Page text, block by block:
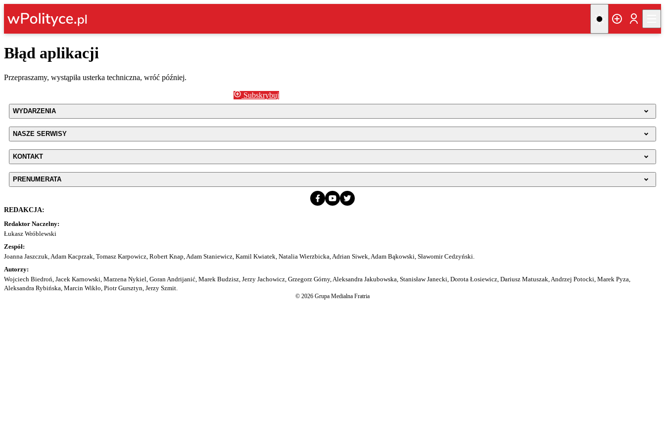
Błąd aplikacji
Przepraszamy, wystąpiła usterka techniczna, wróć później.
Subskrybuj
WYDARZENIA
NASZE SERWISY
KONTAKT
PRENUMERATA
REDAKCJA:
Redaktor Naczelny:
Łukasz Wróblewski
Zespół:
Joanna Jaszczuk, Adam Kacprzak, Tomasz Karpowicz, Robert Knap, Adam Staniewicz, Kamil Kwiatek, Natalia Wierzbicka, Adrian Siwek, Adam Bąkowski, Sławomir Cedzyński.
Autorzy:
Wojciech Biedroń, Jacek Karnowski, Marzena Nykiel, Goran Andrijanić, Marek Budzisz, Jerzy Jachowicz, Grzegorz Górny, Aleksandra Jakubowska, Stanisław Janecki, Dorota Łosiewicz, Dariusz Matuszak, Andrzej Potocki, Marek Pyza,
Aleksandra Rybińska, Marcin Wikło, Piotr Gursztyn, Jerzy Szmit.
© 2026 Grupa Medialna Fratria